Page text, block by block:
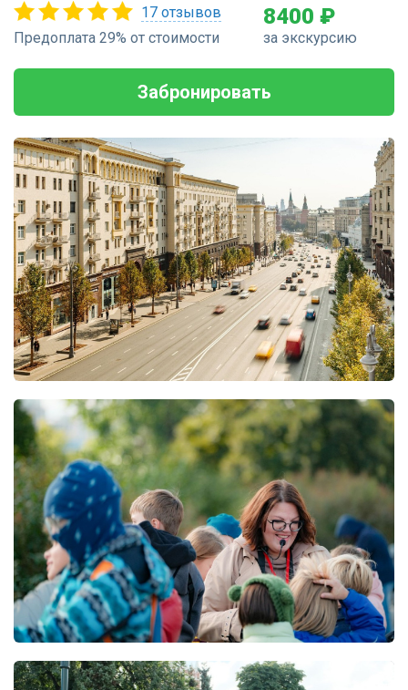
17 отзывов
Предоплата 29% от стоимости
8400 ₽
за экскурсию
Забронировать